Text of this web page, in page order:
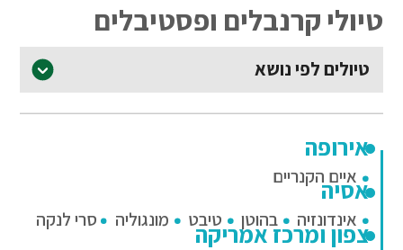
טיולי קרנבלים ופסטיבלים
טיולים לפי נושא
אירופה
איים הקנריים
אסיה
אינדונזיה בהוטן טיבט מונגוליה סרי לנקה צפון ומרכז אמריקה